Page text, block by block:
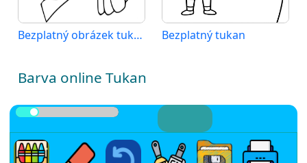
Bezplatný obrázek tukana Bezplatný tukan
Barva online Tukan